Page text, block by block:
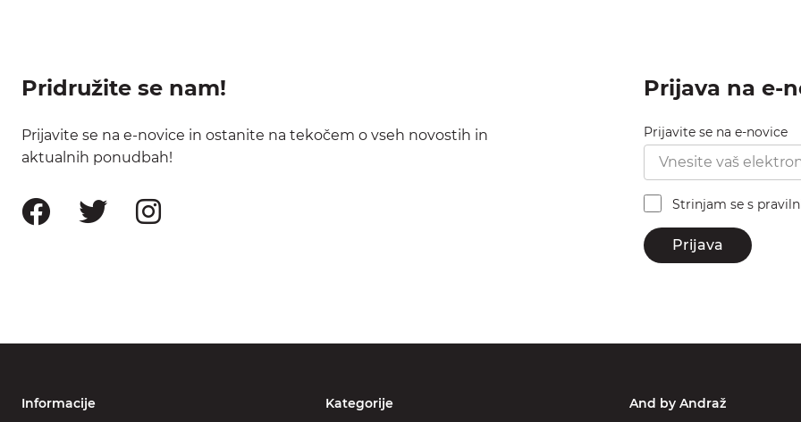
Pridružite se nam!
Prijavite se na e-novice in ostanite na tekočem o vseh novostih in
aktualnih ponudbah!
Prijava na e-
Prijavite se na e-novice
Strinjam se s
Prijava
Informacije
Kategorije
And by Andraž